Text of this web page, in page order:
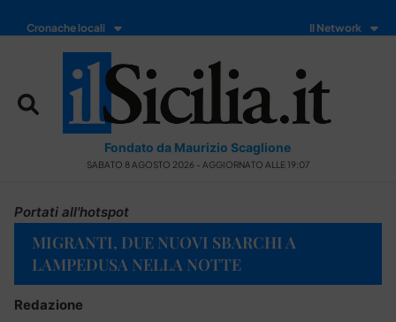
Cronache locali Il Network
Fondato da Maurizio Scaglione
SABATO 8 AGOSTO 2026 - AGGIORNATO ALLE 19:07
Portati all'hotspot
MIGRANTI, DUE NUOVI SBARCHI A
LAMPEDUSA NELLA NOTTE
Redazione